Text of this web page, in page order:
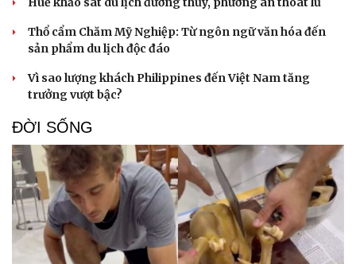
Tư vấn
Săn Tour
check-in
Đọc truyện đêm khuya
Cửa sổ tình yêu
Kể chuyện cho bé
Hạt giống tâm hồn
Thổ cẩm Chăm Mỹ Nghiệp: Từ ngôn ngữ văn hóa đến
sản phẩm du lịch độc đáo
Vì sao lượng khách Philippines đến Việt Nam tăng
trưởng vượt bậc?
ĐỜI SỐNG